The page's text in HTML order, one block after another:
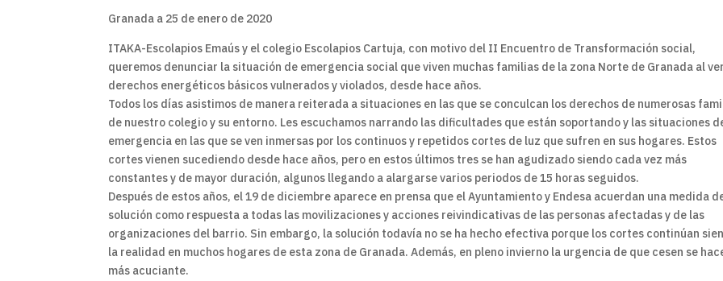
Granada a 25 de enero de 2020
ITAKA-Escolapios Emaús y el colegio Escolapios Cartuja, con motivo del II Encuentro de Transformación social,
queremos denunciar la situación de emergencia social que viven muchas familias de la zona Norte de Granada al
derechos energéticos básicos vulnerados y violados, desde hace años.
Todos los días asistimos de manera reiterada a situaciones en las que se conculcan los derechos de numerosas
de nuestro colegio y su entorno. Les escuchamos narrando las dificultades que están soportando y las situaciones
emergencia en las que se ven inmersas por los continuos y repetidos cortes de luz que sufren en sus hogares. Estos
cortes vienen sucediendo desde hace años, pero en estos últimos tres se han agudizado siendo cada vez más
constantes y de mayor duración, algunos llegando a alargarse varios periodos de 15 horas seguidos.
Después de estos años, el 19 de diciembre aparece en prensa que el Ayuntamiento y Endesa acuerdan una medida
solución como respuesta a todas las movilizaciones y acciones reivindicativas de las personas afectadas y de las
organizaciones del barrio. Sin embargo, la solución todavía no se ha hecho efectiva porque los cortes continúan
la realidad en muchos hogares de esta zona de Granada. Además, en pleno invierno la urgencia de que cesen se
más acuciante.